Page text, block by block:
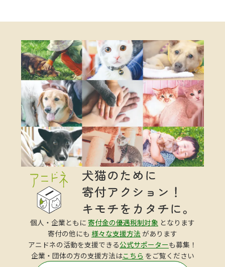
個人・企業ともに 寄付金の優遇税制対象 となります
寄付の他にも 様々な支援方法 があります
アニドネの活動を支援できる公式サポーターも募集！
企業・団体の方の支援方法はこちら をご覧ください